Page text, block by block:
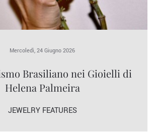
Mercoledì, 24 Giugno 2026
Brasiliano nei Gioielli di
Helena Palmeira
JEWELRY FEATURES